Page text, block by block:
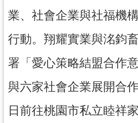
介
關
結
政
府
業、社會企業與社福機
行動。翔耀實業與洺鈞
署「愛心策略結盟合作
與六家社會企業展開合
日前往桃園市私立睦祥